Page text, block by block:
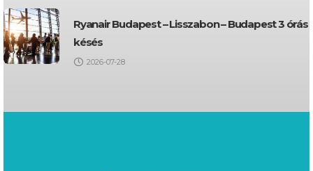
Ryanair Budapest – Lisszabon – Budapest 3 órás
késés
2026-07-28